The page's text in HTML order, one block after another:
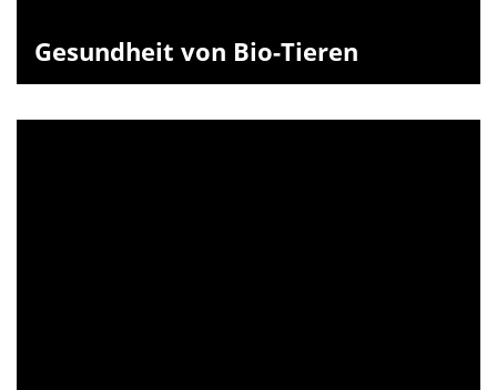
Gesundheit von Bio-Tieren